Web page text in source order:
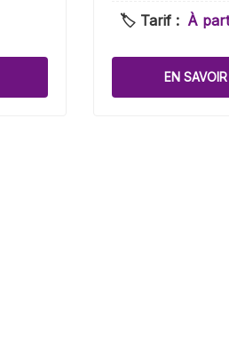
🏷️ Tarif : À
EN